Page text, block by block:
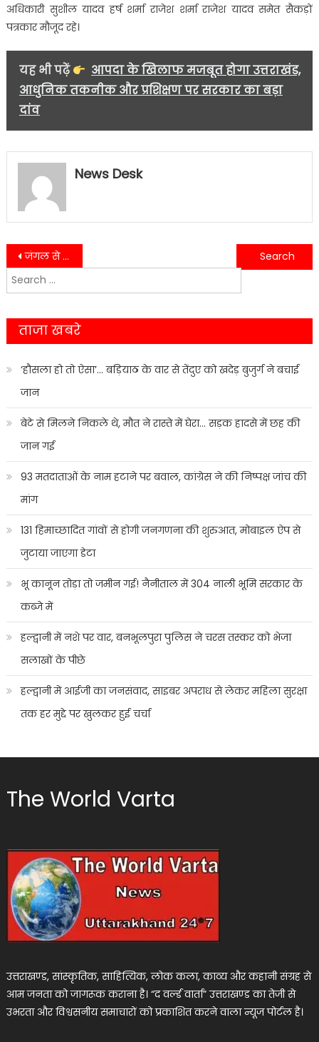
अधिकारी सुशील यादव हर्ष शर्मा राजेश शर्मा राजेश यादव समेत सैकड़ों
पत्रकार मौजूद रहे।
यह भी पढ़ें
आपदा के खिलाफ मजबूत होगा उत्तराखंड,
आधुनिक तकनीक और प्रशिक्षण पर सरकार का बड़ा
दांव
News Desk
Post
navigation
जंगल से लकड़ी चोरी रोकने के लिए वन विभाग ने खोदी नाली….
वन विभाग की टीम ने पकड़ा जंगली मांस,5 किलो जंगली मांस सहित एक तराजू बरामद….
Search
for:
ताजा खबरे
‘हौसला हो तो ऐसा’… बड़ियाठ के वार से तेंदुए को खदेड़ बुजुर्ग ने बचाई
जान
बेटे से मिलने निकले थे, मौत ने रास्ते में घेरा… सड़क हादसे में छह की
जान गई
93 मतदाताओं के नाम हटाने पर बवाल, कांग्रेस ने की निष्पक्ष जांच की
मांग
131 हिमाच्छादित गांवों से होगी जनगणना की शुरुआत, मोबाइल ऐप से
जुटाया जाएगा डेटा
भू कानून तोड़ा तो जमीन गई! नैनीताल में 304 नाली भूमि सरकार के
कब्जे में
हल्द्वानी में नशे पर वार, बनभूलपुरा पुलिस ने चरस तस्कर को भेजा
सलाखों के पीछे
हल्द्वानी में आईजी का जनसंवाद, साइबर अपराध से लेकर महिला सुरक्षा
तक हर मुद्दे पर खुलकर हुई चर्चा
The World Varta
उत्तराखण्ड, सांस्कृतिक, साहित्यिक, लोक कला, काव्य और कहानी संग्रह से
आम जनता को जागरूक कराना है। “द वर्ल्ड वार्ता” उत्तराखण्ड का तेजी से
उभरता और विश्वसनीय समाचारों को प्रकाशित करने वाला न्यूज पोर्टल है।